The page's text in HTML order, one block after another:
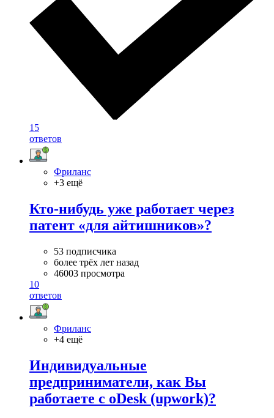
15
ответов
Фриланс
+3 ещё
Кто-нибудь уже работает через
патент «для айтишников»?
53 подписчика
более трёх лет назад
46003 просмотра
10
ответов
Фриланс
+4 ещё
Индивидуальные
предприниматели, как Вы
работаете с oDesk (upwork)?